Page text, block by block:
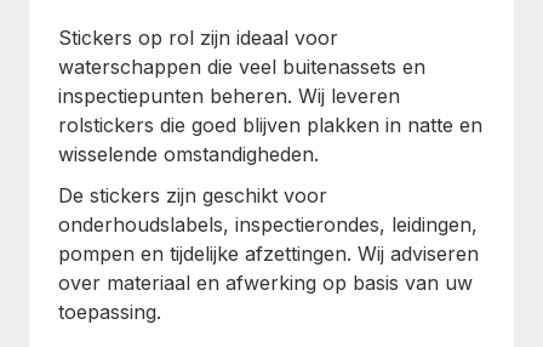
Stickers op rol zijn ideaal voor
waterschappen die veel buitenassets en
inspectiepunten beheren. Wij leveren
rolstickers die goed blijven plakken in natte en
wisselende omstandigheden.
De stickers zijn geschikt voor
onderhoudslabels, inspectierondes, leidingen,
pompen en tijdelijke afzettingen. Wij adviseren
over materiaal en afwerking op basis van uw
toepassing.